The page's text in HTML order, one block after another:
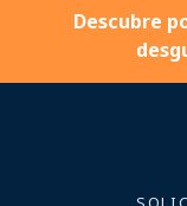
Descubre